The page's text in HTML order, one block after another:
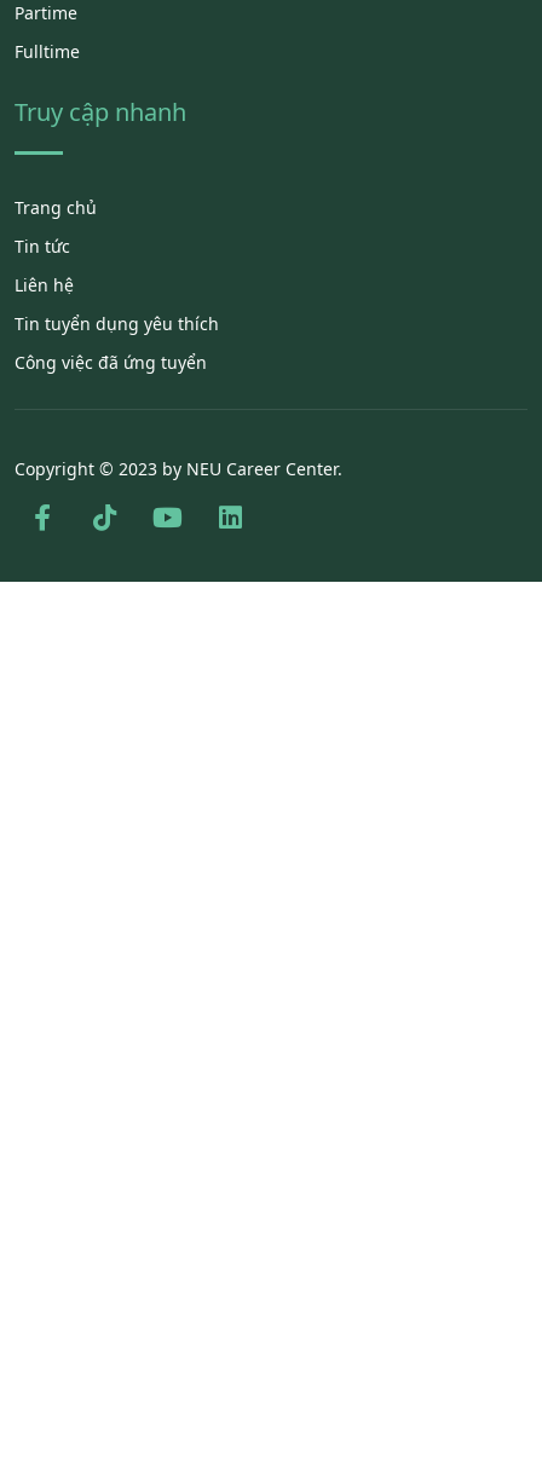
Partime
Fulltime
Truy cập nhanh
Trang chủ
Tin tức
Liên hệ
Tin tuyển dụng yêu thích
Công việc đã ứng tuyển
Copyright © 2023 by NEU Career Center.